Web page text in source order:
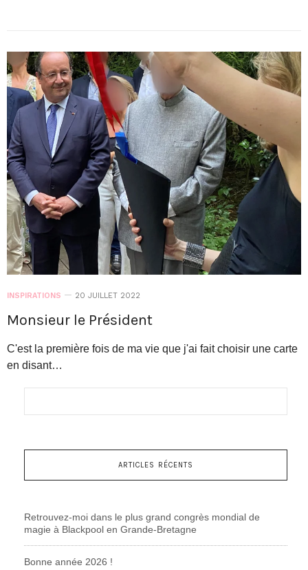
INSPIRATIONS 20 JUILLET 2022
Monsieur le Président
C'est la première fois de ma vie que j'ai fait choisir une carte
en disant…
ARTICLES RÉCENTS
Retrouvez-moi dans le plus grand congrès mondial de
magie à Blackpool en Grande-Bretagne
Bonne année 2026 !